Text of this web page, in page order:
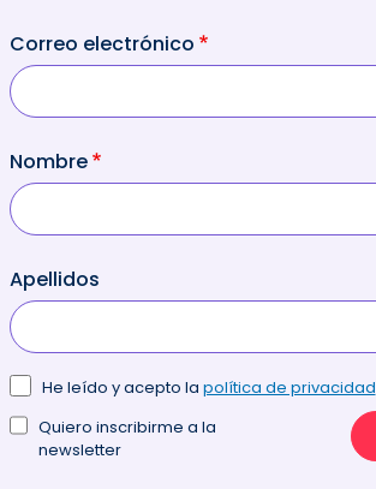
Correo electrónico
Nombre
Apellidos
He leído y acepto la política de privacidad
Quiero inscribirme a la
newsletter